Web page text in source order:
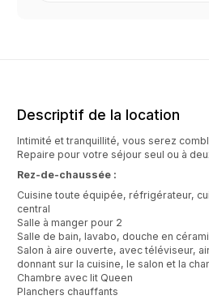
Descriptif de la location
Intimité et tranquillité, vous serez
Repaire pour votre séjour seul ou à
Rez-de-chaussée :
Cuisine toute équipée, réfrigérateur,
central
Salle à manger pour 2
Salle de bain, lavabo, douche en
Salon à aire ouverte, avec téléviseur,
donnant sur la cuisine, le salon et la
Chambre avec lit Queen
Planchers chauffants